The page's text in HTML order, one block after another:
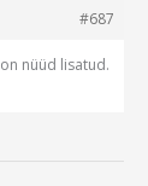
#687
on nüüd lisatud.